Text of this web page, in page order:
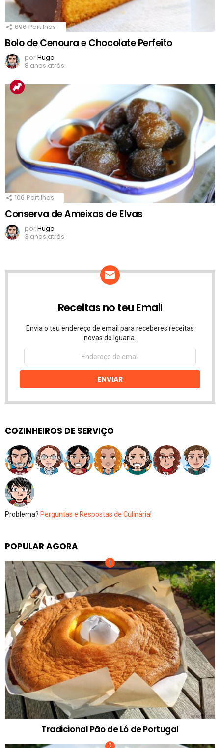
696 Partilhas
Bolo de Cenoura e Chocolate Perfeito
porHugo
8 anos atrás
106 Partilhas
Conserva de Ameixas de Elvas
porHugo
3 anos atrás
Receitas no teu Email
Envia o teu endereço de email para receberes receitas
novas do Iguaria.
Endereço
email
ENVIAR
COZINHEIROS DE SERVIÇO
Problema? Perguntas e Respostas de Culinária!
POPULAR AGORA
Tradicional Pão de Ló de Portugal